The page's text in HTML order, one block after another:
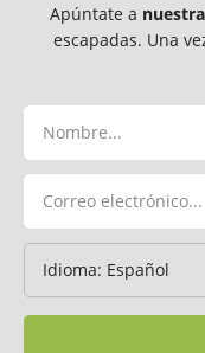
Apúntate a
escapadas. Una